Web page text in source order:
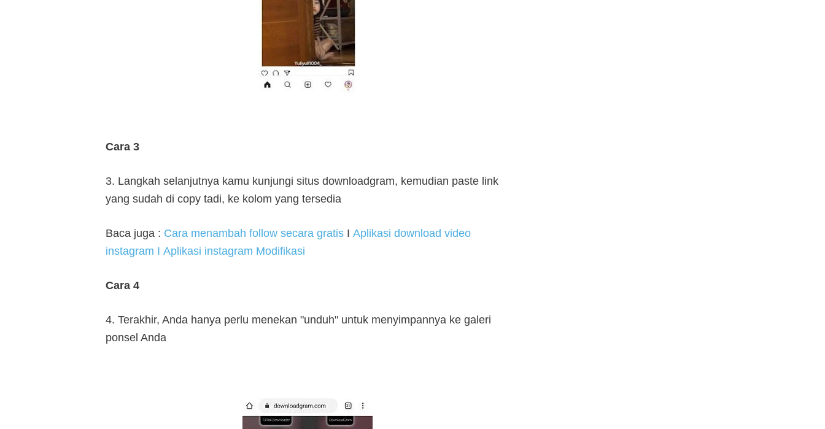
Cara 3
3. Langkah selanjutnya kamu kunjungi situs downloadgram, kemudian paste link
yang sudah di copy tadi, ke kolom yang tersedia
Baca juga : Cara menambah follow secara gratis I Aplikasi download video
instagram I Aplikasi instagram Modifikasi
Cara 4
4. Terakhir, Anda hanya perlu menekan "unduh" untuk menyimpannya ke galeri
ponsel Anda